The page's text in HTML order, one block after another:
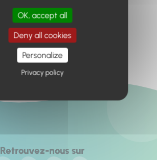
Retour à l'accueil
Retrouvez-nous sur
OK, accept all
Deny all cookies
Personalize
Privacy policy